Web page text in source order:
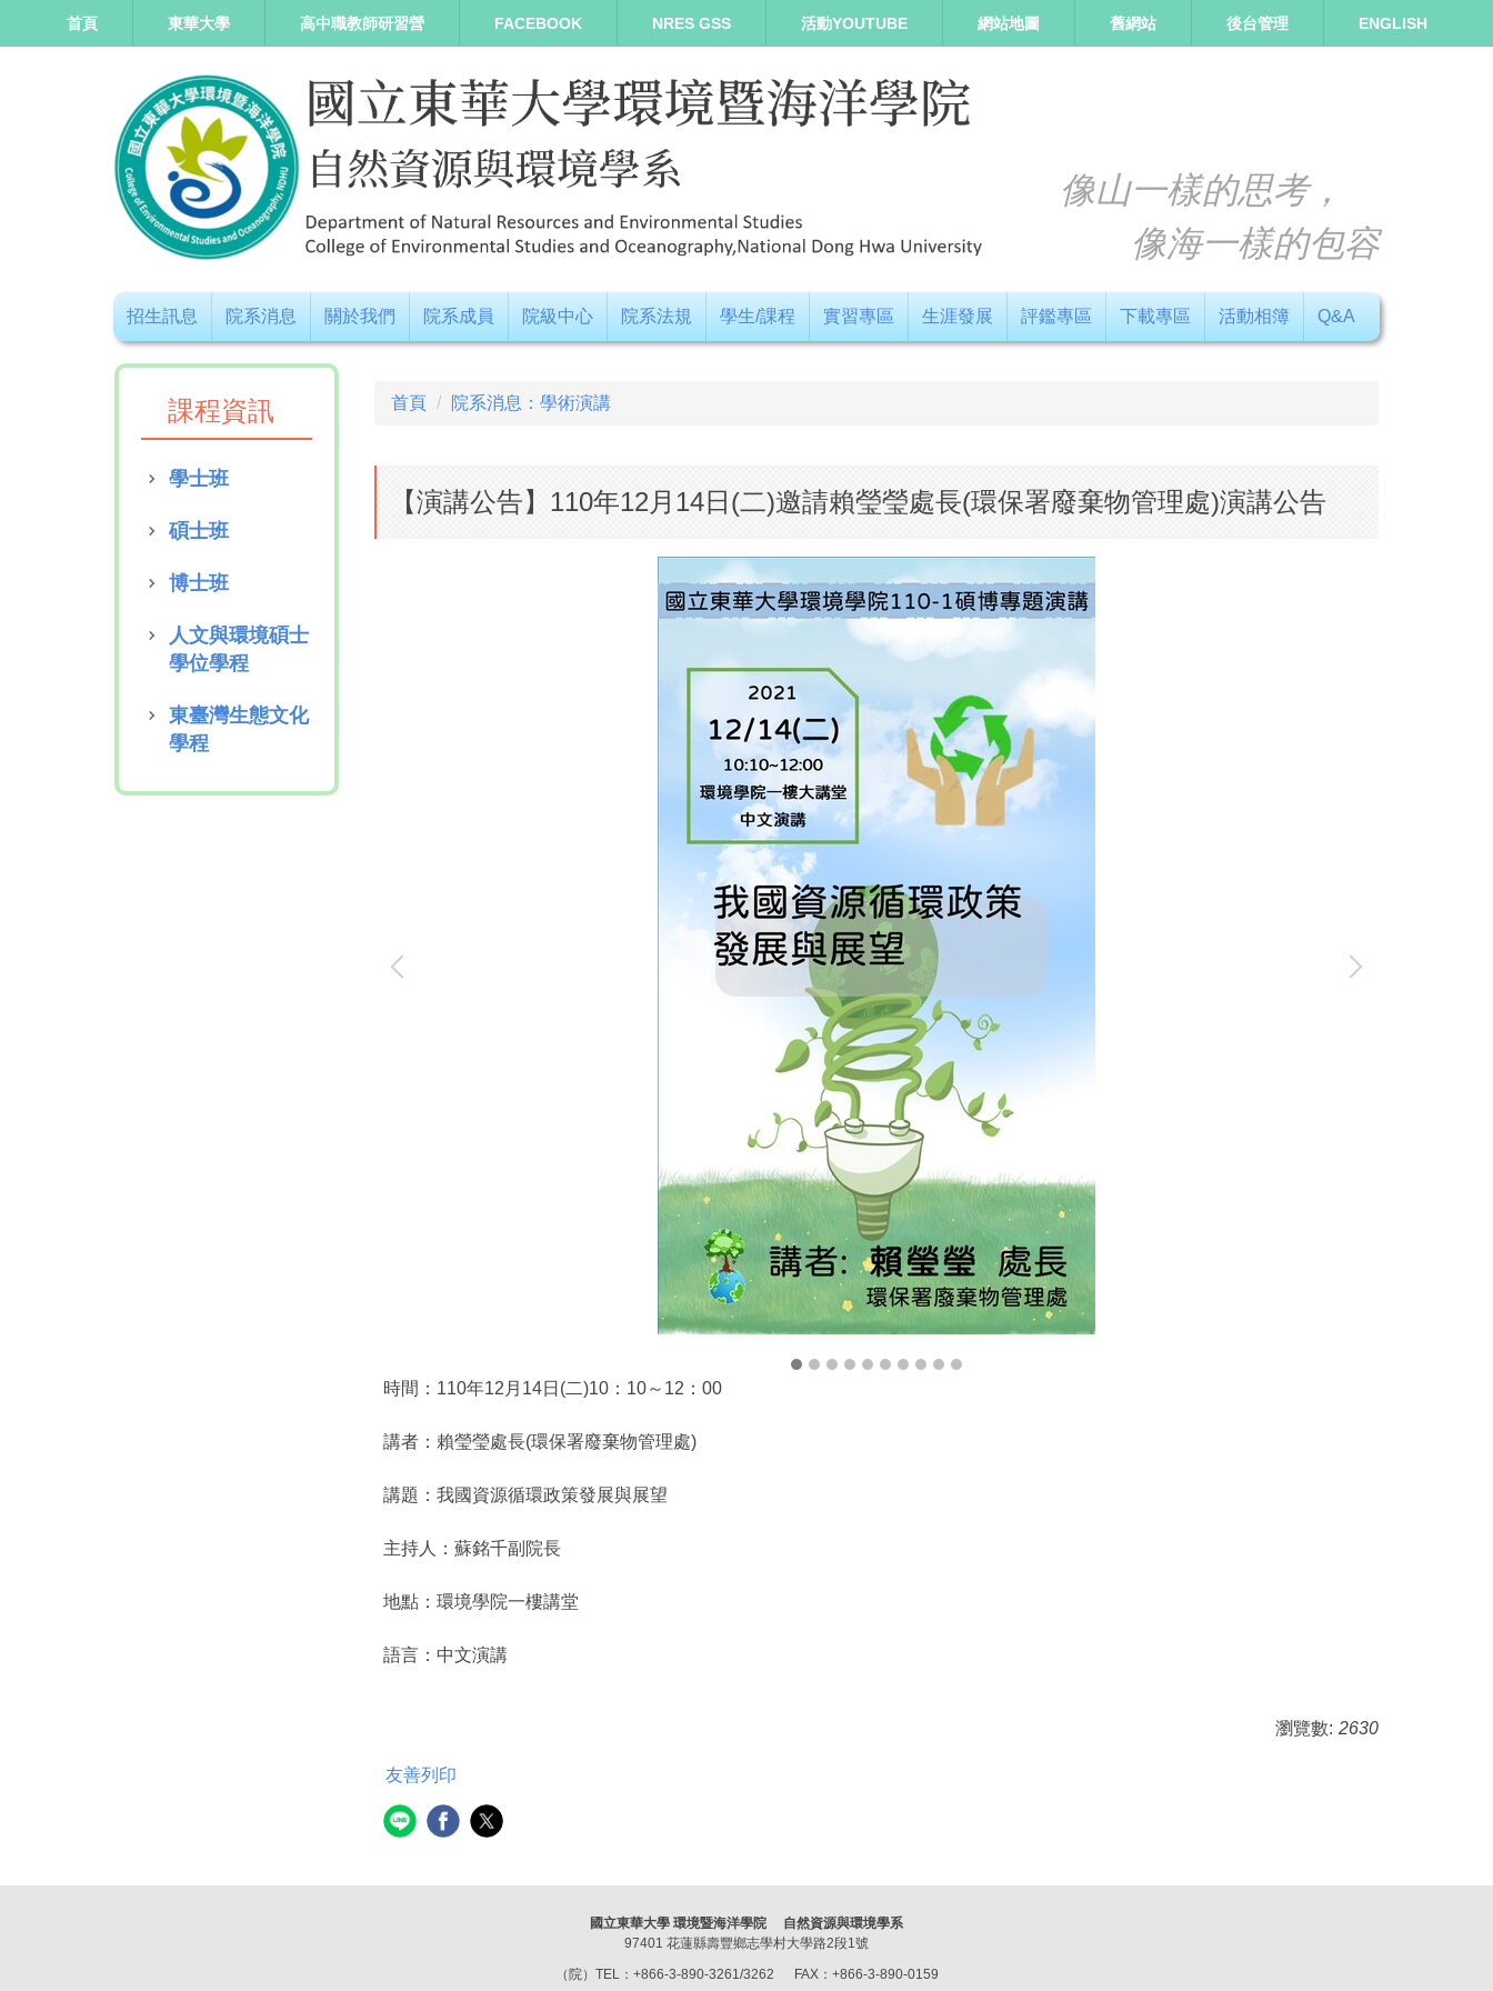
到
首頁 東華大學 高中職教師研習營 FACEBOOK NRES GSS 活動YOUTUBE 網站地圖 舊網站 後台管理 ENGLISH
像山一樣的思考，
像海一樣的包容
招生訊息 院系消息 關於我們 院系成員 院級中心 院系法規 學生/課程 實習專區 生涯發展 評鑑專區 下載專區 活動相簿 Q&A
課程資訊
學士班
碩士班
博士班
人文與環境碩士
學位學程
東臺灣生態文化
學程
首頁 院系消息：學術演講
【演講公告】110年12月14日(二)邀請賴瑩瑩處長(環保署廢棄物管理處)演講公告
時間：110年12月14日(二)10：10～12：00
講者：賴瑩瑩處長(環保署廢棄物管理處)
講題：我國資源循環政策發展與展望
主持人：蘇銘千副院長
地點：環境學院一樓講堂
語言：中文演講
瀏覽數: 2630
友善列印
國立東華大學 環境暨海洋學院 自然資源與環境學系
97401 花蓮縣壽豐鄉志學村大學路2段1號
（院）TEL：+866-3-890-3261/3262 FAX：+866-3-890-0159